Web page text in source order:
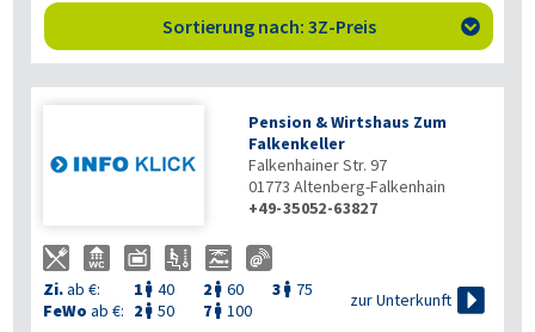
Sortierung nach: 3Z-Preis 
Pension & Wirtshaus Zum
Falkenkeller
Falkenhainer Str. 97
01773 Altenberg-Falkenhain
+49-35052-63827
Zi.ab €: 1  40 2  60 3  75
FeWo ab €: 2  50 7  100
zur Unterkunft 